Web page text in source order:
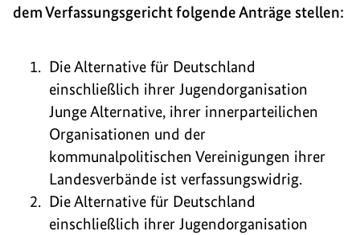
dem Verfassungsgericht folgende Anträge stellen:
Die Alternative für Deutschland
einschließlich ihrer Jugendorganisation
Junge Alternative, ihrer innerparteilichen
Organisationen und der
kommunalpolitischen Vereinigungen ihrer
Landesverbände ist verfassungswidrig.
Die Alternative für Deutschland
einschließlich ihrer Jugendorganisation